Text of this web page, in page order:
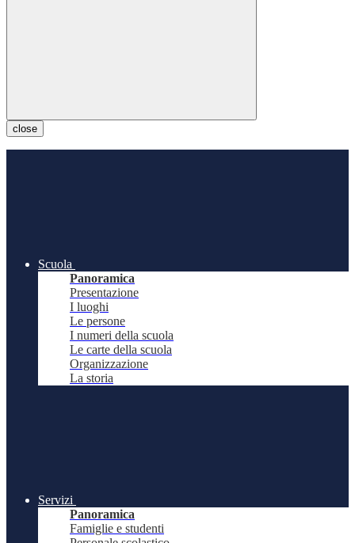
close
Scuola
Panoramica
Presentazione
I luoghi
Le persone
I numeri della scuola
Le carte della scuola
Organizzazione
La storia
Servizi
Panoramica
Famiglie e studenti